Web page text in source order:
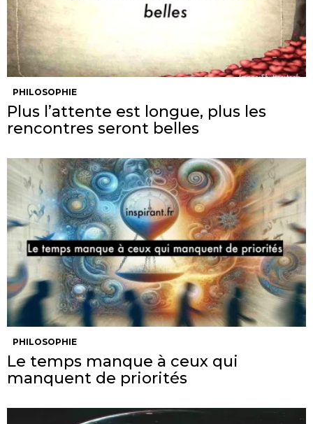
PHILOSOPHIE
Plus l’attente est longue, plus les
rencontres seront belles
PHILOSOPHIE
Le temps manque à ceux qui
manquent de priorités